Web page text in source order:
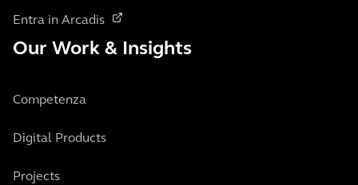
Entra in Arcadis
Our Work & Insights
Competenza
Digital Products
Projects